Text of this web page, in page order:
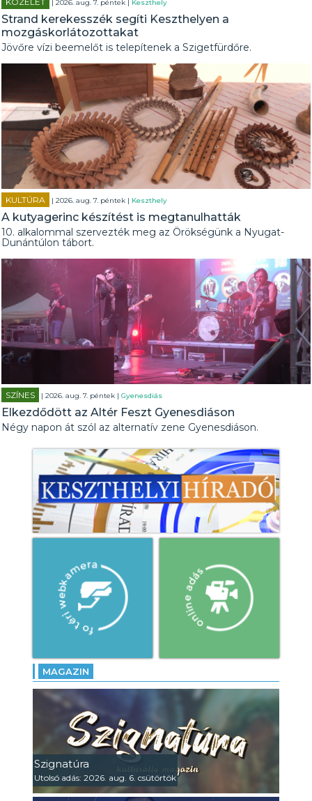
| 2026. aug. 7. péntek | Keszthely
Strand kerekesszék segíti Keszthelyen a
mozgáskorlátozottakat
Jövőre vízi beemelőt is telepítenek a Szigetfürdőre.
KULTÚRA | 2026. aug. 7. péntek | Keszthely
A kutyagerinc készítést is megtanulhatták
10. alkalommal szervezték meg az Örökségünk a Nyugat-
Dunántúlon tábort.
SZÍNES | 2026. aug. 7. péntek |Gyenesdiás
Elkezdődött az Altér Feszt Gyenesdiáson
Négy napon át szól az alternatív zene Gyenesdiáson.
MAGAZIN
Szignatúra
Utolsó adás: 2026. aug. 6. csütörtök